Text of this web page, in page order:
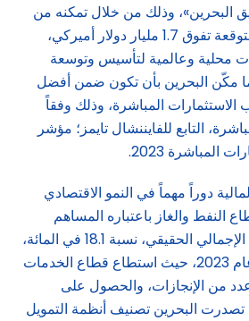
البحرين»، وذلك من خلال تمكنه من
استقطاب استثمارات متوقعة تفوق 1.7 مليار دولار أميركي،
وعالمية لتأسيس وتوسعة
ما مكّن البحرين بأن تكون ضمن أفضل
الاستثمارات المباشرة، وذلك وفقاً
التابع للفايننشال تايمز؛ مؤشر
المباشرة 2023.
دوراً مهماً في النمو الاقتصادي
النفط والغاز باعتباره المساهم
الأكبر في الناتج المحلي الإجمالي الحقيقي، نسبة 18.1 في المائة،
خلال الربع الثالث من عام 2023، حيث استطاع قطاع الخدمات
من الإنجازات، والحصول على
البحرين تصنيف أنظمة التمويل